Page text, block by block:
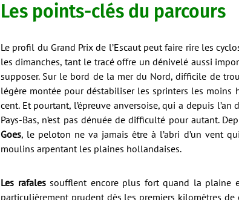
Les points-clés du parcours
Le profil du Grand Prix de l’Escaut peut faire rire les
les dimanches, tant le tracé offre un dénivelé aussi
supposer. Sur le bord de la mer du Nord, difficile de
légère montée pour déstabiliser les sprinters les moins
cent. Et pourtant, l’épreuve anversoise, qui a depuis
Pays-Bas, n’est pas dénuée de difficulté pour autant.
Goes, le peloton ne va jamais être à l’abri d’un vent
moulins arpentant les plaines hollandaises.
Les rafalessoufflent encore plus fort quand la plaine
particulièrement prudent dès les premiers kilomètres de